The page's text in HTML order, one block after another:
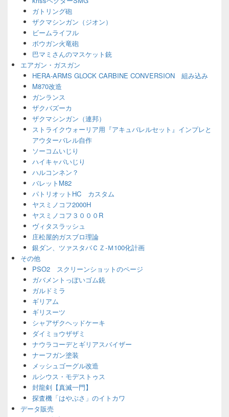
ガトリング砲
ザクマシンガン（ジオン）
ビームライフル
ボウガン火竜砲
巴マミさんのマスケット銃
エアガン・ガスガン
HERA-ARMS GLOCK CARBINE CONVERSION 組み込み
M870改造
ガンランス
ザクバズーカ
ザクマシンガン（連邦）
ストライクウォーリア用『アキュバレルセット』インプレと
アウターバレル自作
ソーコムいじり
ハイキャパいじり
ハルコンネン？
バレットM82
パトリオットHC カスタム
ヤスミノコフ2000H
ヤスミノコフ３０００R
ヴィタスラッシュ
庄松屋的ガスブロ理論
銀ダン、ツァスタバＣＺ-Ｍ100化計画
その他
PSO2 スクリーンショットのページ
ガバメントっぽいゴム銃
ガルドミラ
ギリアム
ギリスーツ
シャアザクヘッドケーキ
ダイミョウザザミ
ナウラコーデとギリアスバイザー
ナーフガン塗装
メッシュゴーグル改造
ルシウス・モデストゥス
封龍剣【真滅一門】
探査機「はやぶさ」のイトカワ
データ販売